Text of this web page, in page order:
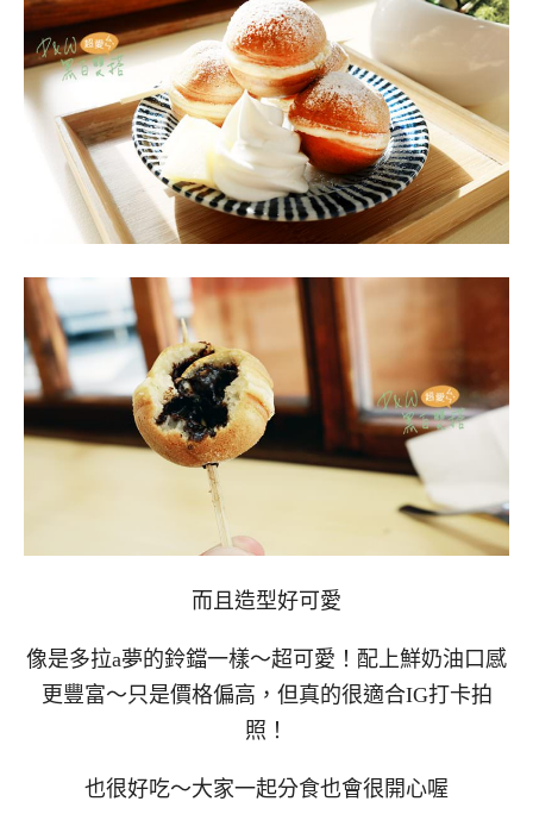
而且造型好可愛
像是多拉a夢的鈴鐺一樣～超可愛！配上鮮奶油口感
更豐富～只是價格偏高，但真的很適合IG打卡拍
照！
也很好吃～大家一起分食也會很開心喔